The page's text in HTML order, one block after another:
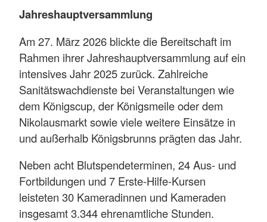
Jahreshauptversammlung
Am 27. März 2026 blickte die Bereitschaft im
Rahmen ihrer Jahreshauptversammlung auf ein
intensives Jahr 2025 zurück. Zahlreiche
Sanitätswachdienste bei Veranstaltungen wie
dem Königscup, der Königsmeile oder dem
Nikolausmarkt sowie viele weitere Einsätze in
und außerhalb Königsbrunns prägten das Jahr.
Neben acht Blutspendeterminen, 24 Aus- und
Fortbildungen und 7 Erste-Hilfe-Kursen
leisteten 30 Kameradinnen und Kameraden
insgesamt 3.344 ehrenamtliche Stunden.